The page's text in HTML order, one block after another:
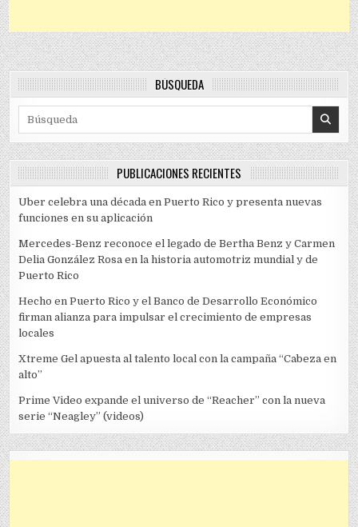
BÚSQUEDA
Search for:
PUBLICACIONES RECIENTES
Uber celebra una década en Puerto Rico y presenta nuevas
funciones en su aplicación
Mercedes-Benz reconoce el legado de Bertha Benz y Carmen
Delia González Rosa en la historia automotriz mundial y de
Puerto Rico
Hecho en Puerto Rico y el Banco de Desarrollo Económico
firman alianza para impulsar el crecimiento de empresas
locales
Xtreme Gel apuesta al talento local con la campaña “Cabeza en
alto”
Prime Video expande el universo de “Reacher” con la nueva
serie “Neagley” (videos)